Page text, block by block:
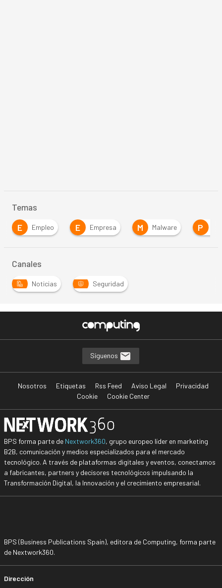
Temas
E
Empresa M Malware P Phishing R
Canales
Noticias Seguridad
Síguenos
Nosotros Etiquetas Rss Feed Aviso Legal
Privacidad
Cookie
Cookie Center
BPS forma parte de Nextwork360, grupo europeo líder en marketing
B2B, comunicación y medios especializados para el mercado
tecnológico. A través de plataformas digitales y eventos, conectamos
a fabricantes, partners y decisores tecnológicos impulsando la
Transformación Digital, la Innovación y el crecimiento empresarial.
BPS (Business Publications Spain), editora de Computing, forma parte
de Nextwork360.
Dirección